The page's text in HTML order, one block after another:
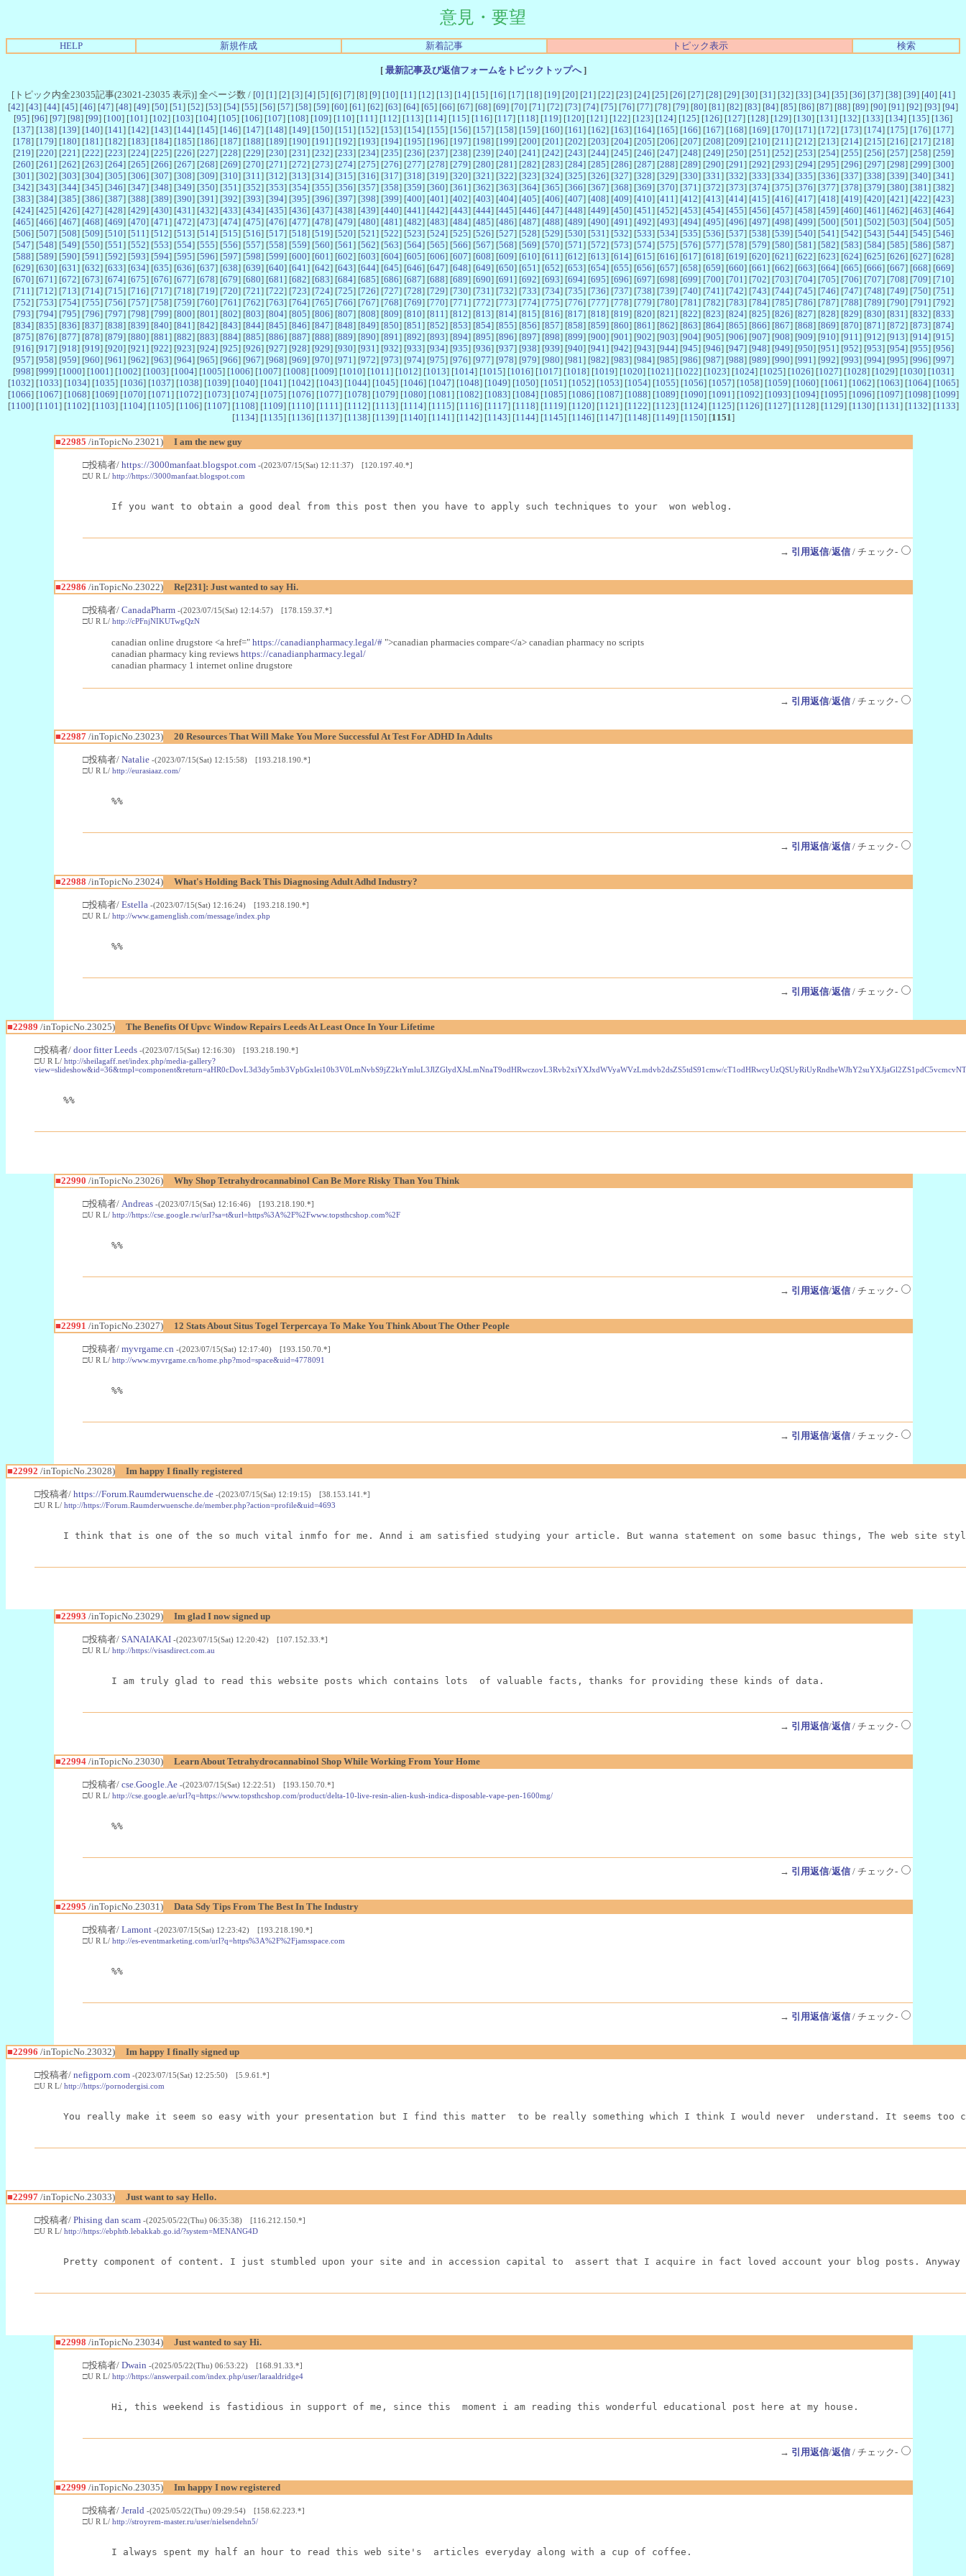
意見・要望
HELP 新規作成 新着記事 トピック表示 検索
[最新記事及び返信フォームをトピックトップへ]
[トピック内全23035記事(23021-23035 表示)] 全ページ数 / [0] [1 ] [2] [3] [4] [5] [6] [7] [8] [9] [10] [11 ] [12] [13] [14] [15] [16] [17] [18] [19] [20] [21 ] [22] [23] [24] [25] [26] [27] [28] [29] [30] [31 ] [32] [33] [34] [35] [36] [37] [38] [39] [40] [41 ]
[42] [43] [44] [45] [46] [47] [48] [49] [50] [51 ] [52] [53] [54] [55] [56] [57] [58] [59] [60] [61 ] [62] [63] [64] [65] [66] [67] [68] [69] [70] [71 ] [72] [73] [74] [75] [76] [77] [78] [79] [80] [81 ] [82] [83] [84] [85] [86] [87] [88] [89] [90] [91 ] [92] [93] [94]
[95] [96] [97] [98] [99] [100] [101 ] [102] [103] [104] [105] [106] [107] [108] [109] [110] [111 ] [112] [113] [114] [115] [116] [117] [118] [119] [120] [121 ] [122] [123] [124] [125] [126] [127] [128] [129] [130] [131 ] [132] [133] [134] [135] [136]
[137] [138] [139] [140] [141 ] [142] [143] [144] [145] [146] [147] [148] [149] [150] [151 ] [152] [153] [154] [155] [156] [157] [158] [159] [160] [161 ] [162] [163] [164] [165] [166] [167] [168] [169] [170] [171 ] [172] [173] [174] [175] [176] [177]
[178] [179] [180] [181 ] [182] [183] [184] [185] [186] [187] [188] [189] [190] [191 ] [192] [193] [194] [195] [196] [197] [198] [199] [200] [201 ] [202] [203] [204] [205] [206] [207] [208] [209] [210] [211 ] [212] [213] [214] [215] [216] [217] [218]
[219] [220] [221 ] [222] [223] [224] [225] [226] [227] [228] [229] [230] [231 ] [232] [233] [234] [235] [236] [237] [238] [239] [240] [241 ] [242] [243] [244] [245] [246] [247] [248] [249] [250] [251 ] [252] [253] [254] [255] [256] [257] [258] [259]
[260] [261 ] [262] [263] [264] [265] [266] [267] [268] [269] [270] [271 ] [272] [273] [274] [275] [276] [277] [278] [279] [280] [281 ] [282] [283] [284] [285] [286] [287] [288] [289] [290] [291 ] [292] [293] [294] [295] [296] [297] [298] [299] [300]
[301 ] [302] [303] [304] [305] [306] [307] [308] [309] [310] [311 ] [312] [313] [314] [315] [316] [317] [318] [319] [320] [321 ] [322] [323] [324] [325] [326] [327] [328] [329] [330] [331 ] [332] [333] [334] [335] [336] [337] [338] [339] [340] [341 ]
[342] [343] [344] [345] [346] [347] [348] [349] [350] [351 ] [352] [353] [354] [355] [356] [357] [358] [359] [360] [361 ] [362] [363] [364] [365] [366] [367] [368] [369] [370] [371 ] [372] [373] [374] [375] [376] [377] [378] [379] [380] [381 ] [382]
[383] [384] [385] [386] [387] [388] [389] [390] [391 ] [392] [393] [394] [395] [396] [397] [398] [399] [400] [401 ] [402] [403] [404] [405] [406] [407] [408] [409] [410] [411 ] [412] [413] [414] [415] [416] [417] [418] [419] [420] [421 ] [422] [423]
[424] [425] [426] [427] [428] [429] [430] [431 ] [432] [433] [434] [435] [436] [437] [438] [439] [440] [441 ] [442] [443] [444] [445] [446] [447] [448] [449] [450] [451 ] [452] [453] [454] [455] [456] [457] [458] [459] [460] [461 ] [462] [463] [464]
[465] [466] [467] [468] [469] [470] [471 ] [472] [473] [474] [475] [476] [477] [478] [479] [480] [481 ] [482] [483] [484] [485] [486] [487] [488] [489] [490] [491 ] [492] [493] [494] [495] [496] [497] [498] [499] [500] [501 ] [502] [503] [504] [505]
[506] [507] [508] [509] [510] [511 ] [512] [513] [514] [515] [516] [517] [518] [519] [520] [521 ] [522] [523] [524] [525] [526] [527] [528] [529] [530] [531 ] [532] [533] [534] [535] [536] [537] [538] [539] [540] [541 ] [542] [543] [544] [545] [546]
[547] [548] [549] [550] [551 ] [552] [553] [554] [555] [556] [557] [558] [559] [560] [561 ] [562] [563] [564] [565] [566] [567] [568] [569] [570] [571 ] [572] [573] [574] [575] [576] [577] [578] [579] [580] [581 ] [582] [583] [584] [585] [586] [587]
[588] [589] [590] [591 ] [592] [593] [594] [595] [596] [597] [598] [599] [600] [601 ] [602] [603] [604] [605] [606] [607] [608] [609] [610] [611 ] [612] [613] [614] [615] [616] [617] [618] [619] [620] [621 ] [622] [623] [624] [625] [626] [627] [628]
[629] [630] [631 ] [632] [633] [634] [635] [636] [637] [638] [639] [640] [641 ] [642] [643] [644] [645] [646] [647] [648] [649] [650] [651 ] [652] [653] [654] [655] [656] [657] [658] [659] [660] [661 ] [662] [663] [664] [665] [666] [667] [668] [669]
[670] [671 ] [672] [673] [674] [675] [676] [677] [678] [679] [680] [681 ] [682] [683] [684] [685] [686] [687] [688] [689] [690] [691 ] [692] [693] [694] [695] [696] [697] [698] [699] [700] [701 ] [702] [703] [704] [705] [706] [707] [708] [709] [710]
[711 ] [712] [713] [714] [715] [716] [717] [718] [719] [720] [721 ] [722] [723] [724] [725] [726] [727] [728] [729] [730] [731 ] [732] [733] [734] [735] [736] [737] [738] [739] [740] [741 ] [742] [743] [744] [745] [746] [747] [748] [749] [750] [751 ]
[752] [753] [754] [755] [756] [757] [758] [759] [760] [761 ] [762] [763] [764] [765] [766] [767] [768] [769] [770] [771 ] [772] [773] [774] [775] [776] [777] [778] [779] [780] [781 ] [782] [783] [784] [785] [786] [787] [788] [789] [790] [791 ] [792]
[793] [794] [795] [796] [797] [798] [799] [800] [801 ] [802] [803] [804] [805] [806] [807] [808] [809] [810] [811 ] [812] [813] [814] [815] [816] [817] [818] [819] [820] [821 ] [822] [823] [824] [825] [826] [827] [828] [829] [830] [831 ] [832] [833]
[834] [835] [836] [837] [838] [839] [840] [841 ] [842] [843] [844] [845] [846] [847] [848] [849] [850] [851 ] [852] [853] [854] [855] [856] [857] [858] [859] [860] [861 ] [862] [863] [864] [865] [866] [867] [868] [869] [870] [871 ] [872] [873] [874]
[875] [876] [877] [878] [879] [880] [881 ] [882] [883] [884] [885] [886] [887] [888] [889] [890] [891 ] [892] [893] [894] [895] [896] [897] [898] [899] [900] [901 ] [902] [903] [904] [905] [906] [907] [908] [909] [910] [911 ] [912] [913] [914] [915]
[916] [917] [918] [919] [920] [921 ] [922] [923] [924] [925] [926] [927] [928] [929] [930] [931 ] [932] [933] [934] [935] [936] [937] [938] [939] [940] [941 ] [942] [943] [944] [945] [946] [947] [948] [949] [950] [951 ] [952] [953] [954] [955] [956]
[957] [958] [959] [960] [961 ] [962] [963] [964] [965] [966] [967] [968] [969] [970] [971 ] [972] [973] [974] [975] [976] [977] [978] [979] [980] [981 ] [982] [983] [984] [985] [986] [987] [988] [989] [990] [991 ] [992] [993] [994] [995] [996] [997]
[998] [999] [1000] [1001 ] [1002] [1003] [1004] [1005] [1006] [1007] [1008] [1009] [1010] [1011 ] [1012] [1013] [1014] [1015] [1016] [1017] [1018] [1019] [1020] [1021 ] [1022] [1023] [1024] [1025] [1026] [1027] [1028] [1029] [1030] [1031 ]
[1032] [1033] [1034] [1035] [1036] [1037] [1038] [1039] [1040] [1041 ] [1042] [1043] [1044] [1045] [1046] [1047] [1048] [1049] [1050] [1051 ] [1052] [1053] [1054] [1055] [1056] [1057] [1058] [1059] [1060] [1061 ] [1062] [1063] [1064] [1065]
[1066] [1067] [1068] [1069] [1070] [1071 ] [1072] [1073] [1074] [1075] [1076] [1077] [1078] [1079] [1080] [1081 ] [1082] [1083] [1084] [1085] [1086] [1087] [1088] [1089] [1090] [1091 ] [1092] [1093] [1094] [1095] [1096] [1097] [1098] [1099]
[1100] [1101 ] [1102] [1103] [1104] [1105] [1106] [1107] [1108] [1109] [1110] [1111 ] [1112] [1113] [1114] [1115] [1116] [1117] [1118] [1119] [1120] [1121 ] [1122] [1123] [1124] [1125] [1126] [1127] [1128] [1129] [1130] [1131 ] [1132] [1133]
[1134] [1135] [1136] [1137] [1138] [1139] [1140] [1141 ] [1142] [1143] [1144] [1145] [1146] [1147] [1148] [1149] [1150] [1151]
■22985 /inTopicNo.23021) I am the new guy
□投稿者/ https://3000manfaat.blogspot.com -(2023/07/15(Sat) 12:11:37) [120.197.40.*]
□U R L/ http://https://3000manfaat.blogspot.com
If you want to obtain a good deal from this post then you have to apply such techniques to your  won weblog.
→ 引用返信/返信/ チェック-
■22986 /inTopicNo.23022) Re[231]: Just wanted to say Hi.
□投稿者/ CanadaPharm -(2023/07/15(Sat) 12:14:57) [178.159.37.*]
□U R L/ http://cPFnjNIKUTwgQzN
canadian online drugstore <a href=" https://canadianpharmacy.legal/#">canadian pharmacies compare</a> canadian pharmacy no scripts
canadian pharmacy king reviews https://canadianpharmacy.legal/
canadian pharmacy 1 internet online drugstore
→ 引用返信/返信/ チェック-
■22987/inTopicNo.23023) 20 Resources That Will Make You More Successful At Test For ADHD In Adults
□投稿者/ Natalie -(2023/07/15(Sat) 12:15:58) [193.218.190.*]
□U R L/ http://eurasiaaz.com/
%%
→ 引用返信/返信/ チェック-
■22988 /inTopicNo.23024) What's Holding Back This Diagnosing Adult Adhd Industry?
□投稿者/ Estella -(2023/07/15(Sat) 12:16:24) [193.218.190.*]
□U R L/ http://www.gamenglish.com/message/index.php
%%
→ 引用返信/返信/ チェック-
■22989 /inTopicNo.23025) The Benefits Of Upvc Window Repairs Leeds At Least Once In Your Lifetime
□投稿者/ door fitter Leeds -(2023/07/15(Sat) 12:16:30) [193.218.190.*]
□U R L/ http://sheilagaff.net/index.php/media-gallery?
view=slideshow&id=36&tmpl=component&return=aHR0cDovL3d3dy5mb3VpbGxlei10b3V0LmNvbS9jZ2ktYmluL3JlZGlydXJsLmNnaT9odHRwczovL3Rvb2xiYXJxdWVyaWVzLmdvb2dsZS5tdS91cmw/
%%
■22990 /inTopicNo.23026) Why Shop Tetrahydrocannabinol Can Be More Risky Than You Think
□投稿者/ Andreas -(2023/07/15(Sat) 12:16:46) [193.218.190.*]
□U R L/ http://https://cse.google.rw/url?sa=t&url=https%3A%2F%2Fwww.topsthcshop.com%2F
%%
→ 引用返信/返信/ チェック-
■22991 /inTopicNo.23027) 12 Stats About Situs Togel Terpercaya To Make You Think About The Other People
□投稿者/ myvrgame.cn -(2023/07/15(Sat) 12:17:40) [193.150.70.*]
□U R L/ http://www.myvrgame.cn/home.php?mod=space&uid=4778091
%%
→ 引用返信/返信/ チェック-
■22992 /inTopicNo.23028) Im happy I finally registered
□投稿者/ https://Forum.Raumderwuensche.de -(2023/07/15(Sat) 12:19:15) [38.153.141.*]
□U R L/ http://https://Forum.Raumderwuensche.de/member.php?action=profile&uid=4693
I think that is one of the so much vital inmfo for me. Annd i am satisfied studying your article. But wanna statement on some basuc things, The web
■22993 /inTopicNo.23029) Im glad I now signed up
□投稿者/ SANAIAKAI -(2023/07/15(Sat) 12:20:42) [107.152.33.*]
□U R L/ http://https://visasdirect.com.au
I am truly glad to read this website posts which contains lots  of valuable facts, thanks for providing these kinds of data.
→ 引用返信/返信/ チェック-
■22994/inTopicNo.23030) Learn About Tetrahydrocannabinol Shop While Working From Your Home
□投稿者/ cse.Google.Ae -(2023/07/15(Sat) 12:22:51) [193.150.70.*]
□U R L/ http://cse.google.ae/url?q=https://www.topsthcshop.com/product/delta-10-live-resin-alien-kush-indica-disposable-vape-pen-1600mg/
%%
→ 引用返信/返信/ チェック-
■22995 /inTopicNo.23031) Data Sdy Tips From The Best In The Industry
□投稿者/ Lamont -(2023/07/15(Sat) 12:23:42) [193.218.190.*]
□U R L/ http://es-eventmarketing.com/url?q=https%3A%2F%2Fjamsspace.com
%%
→ 引用返信/返信/ チェック-
■22996 /inTopicNo.23032) Im happy I finally signed up
□投稿者/ nefigporn.com -(2023/07/15(Sat) 12:25:50) [5.9.61.*]
□U R L/ http://https://pornodergisi.com
You really make it seem so easy with your presentation but I find this matter  to be really something which I think I would never  understand. It seems
■22997 /inTopicNo.23033) Just want to say Hello.
□投稿者/ Phising dan scam -(2025/05/22(Thu) 06:35:38) [116.212.150.*]
□U R L/ http://https://ebphtb.lebakkab.go.id/?system=MENANG4D
Pretty component of content. I just stumbled upon your site and in accession capital to  assert that I acquire in fact loved account your blog posts.
■22998 /inTopicNo.23034) Just wanted to say Hi.
□投稿者/ Dwain -(2025/05/22(Thu) 06:53:22) [168.91.33.*]
□U R L/ http://https://answerpail.com/index.php/user/laraaldridge4
Hi, this weekend is fastidious in support of me, since this  moment i am reading this wonderful educational post here at my house.
→ 引用返信/返信/ チェック-
■22999 /inTopicNo.23035) Im happy I now registered
□投稿者/ Jerald -(2025/05/22(Thu) 09:29:54) [158.62.223.*]
□U R L/ http://stroyrem-master.ru/user/nielsendehn5/
I always spent my half an hour to read this web site's  articles everyday along with a cup of coffee.